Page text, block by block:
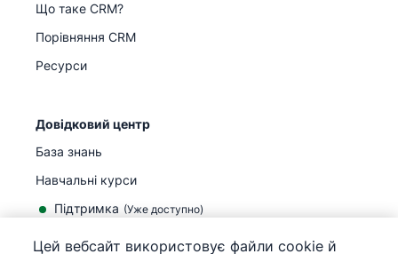
Що таке CRM?
Порівняння CRM
Ресурси
Довідковий центр
База знань
Навчальні курси
Підтримка (Уже доступно)
Цей вебсайт використовує файли cookie й